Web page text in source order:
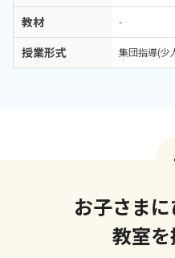
教材 -
授業形式 集団指導(少
お子さま
教室を